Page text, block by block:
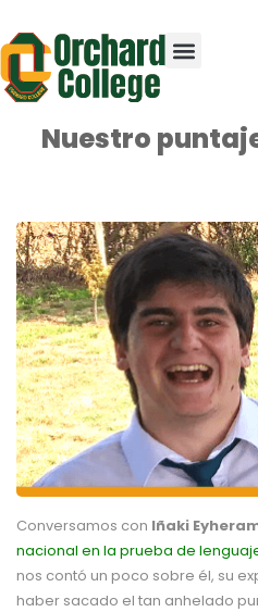
Nuestro
Conversamos con Iñaki
nacional en la prueba de
nos contó un poco sobre él, su
haber sacado el tan anhelado